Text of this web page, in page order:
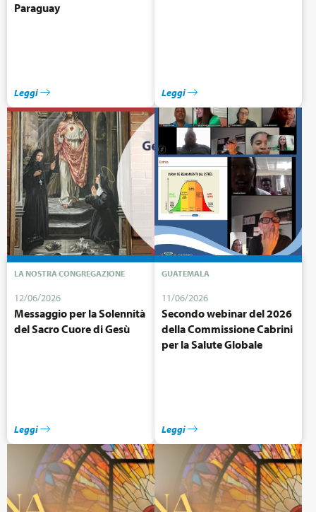
Paraguay
Leggi Leggi
LA NOSTRA CONGREGAZIONE
12/06/2026
Messaggio per la Solennità
del Sacro Cuore di Gesù
Leggi
GUATEMALA
11/06/2026
Secondo webinar del 2026
della Commissione Cabrini
per la Salute Globale
Leggi